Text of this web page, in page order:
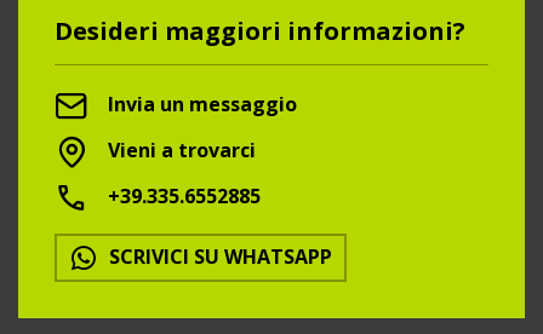
Desideri maggiori informazioni?
Invia un messaggio
Vieni a trovarci
+39.335.6552885
SCRIVICI SU WHATSAPP